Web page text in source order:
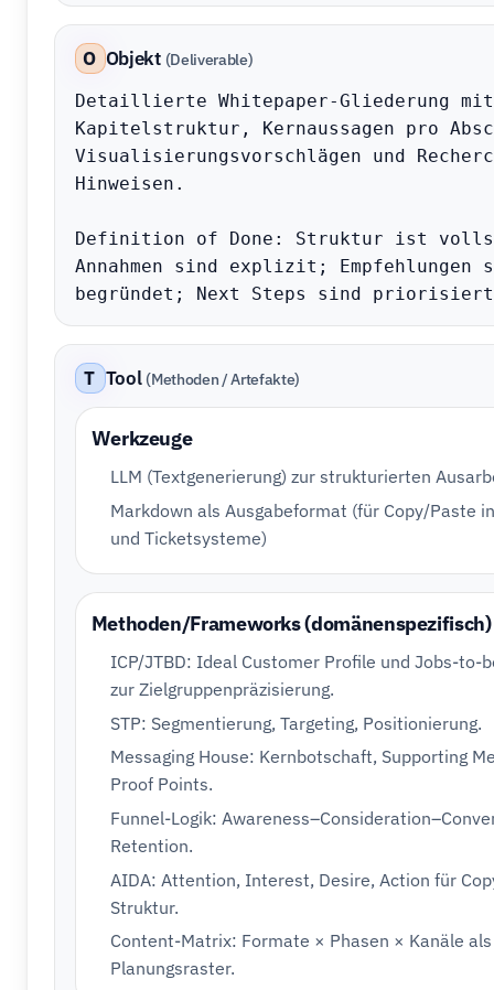
O Objekt (Deliverable)
Detaillierte Whitepaper-Gliederung mit
Kapitelstruktur, Kernaussagen pro
Visualisierungsvorschlägen und
Hinweisen.
Definition of Done: Struktur ist
Annahmen sind explizit; Empfehlungen
begründet; Next Steps sind
T Tool (Methoden / Artefakte)
Werkzeuge
LLM (Textgenerierung) zur strukturierten
Markdown als Ausgabeformat (für Copy/Paste
und Ticketsysteme)
Methoden/Frameworks (domänenspezifisch)
ICP/JTBD: Ideal Customer Profile und Jobs-to-
zur Zielgruppenpräzisierung.
STP: Segmentierung, Targeting, Positionierung.
Messaging House: Kernbotschaft, Supporting
Proof Points.
Funnel-Logik:
Retention.
AIDA: Attention, Interest, Desire, Action für
Struktur.
Content-Matrix: Formate × Phasen × Kanäle als
Planungsraster.